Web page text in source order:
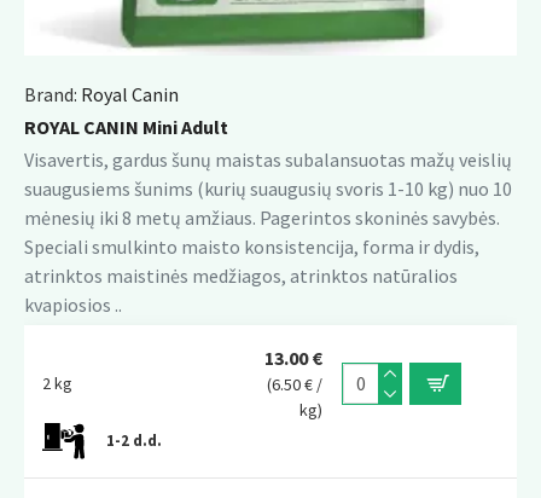
Brand: Royal Canin
ROYAL CANIN Mini Adult
Visavertis, gardus šunų maistas subalansuotas mažų veislių
suaugusiems šunims (kurių suaugusių svoris 1-10 kg) nuo 10
mėnesių iki 8 metų amžiaus. Pagerintos skoninės savybės.
Speciali smulkinto maisto konsistencija, forma ir dydis,
atrinktos maistinės medžiagos, atrinktos natūralios
kvapiosios ..
2 kg
1-2 d.d.
13.00 €
(6.50 € /
kg)